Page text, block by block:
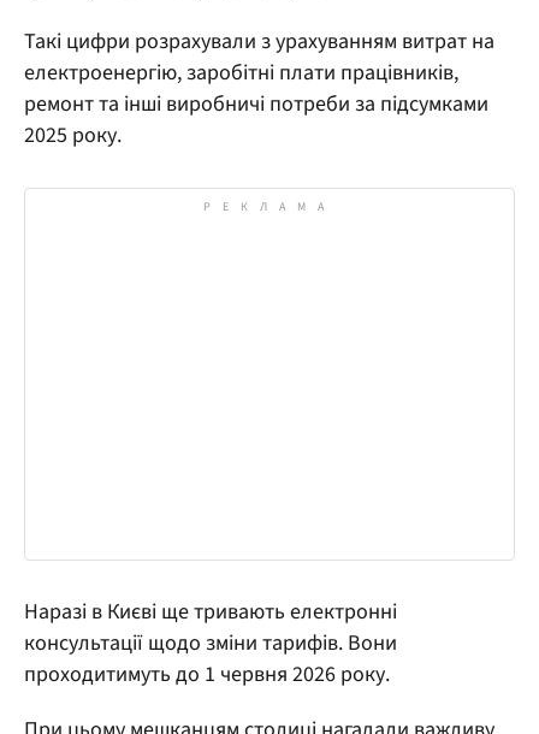
Такі цифри розрахували з урахуванням витрат на
електроенергію, заробітні плати працівників,
ремонт та інші виробничі потреби за підсумками
2025 року.
Наразі в Києві ще тривають електронні
консультації щодо зміни тарифів. Вони
проходитимуть до 1 червня 2026 року.